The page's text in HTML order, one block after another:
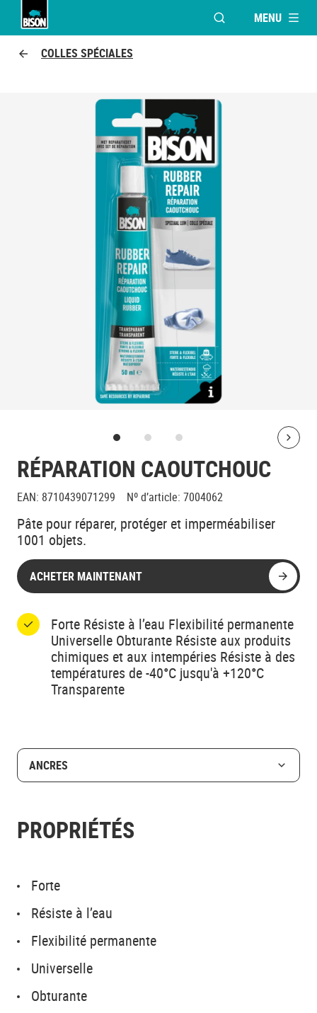
OUVRIR LAMENU
COLLES SPÉCIALES
RÉPARATION CAOUTCHOUC
EAN: 8710439071299 Nº d’article: 7004062
Pâte pour réparer, protéger et imperméabiliser
1001 objets.
ACHETER MAINTENANT
Forte Résiste à l’eau Flexibilité permanente
Universelle Obturante Résiste aux produits
chimiques et aux intempéries Résiste à des
températures de -40°C jusqu'à +120°C
Transparente
ANCRES
PROPRIÉTÉS
Forte
Résiste à l’eau
Flexibilité permanente
Universelle
Obturante